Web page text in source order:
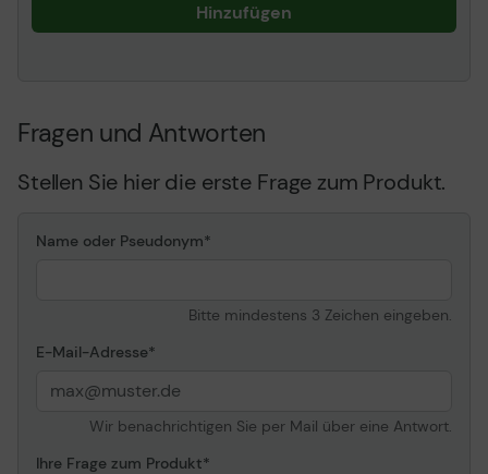
Hinzufügen
Fragen und Antworten
Stellen Sie hier die erste Frage zum Produkt.
Name oder Pseudonym
Bitte mindestens 3 Zeichen eingeben.
E-Mail-Adresse
Wir benachrichtigen Sie per Mail über eine Antwort.
Ihre Frage zum Produkt